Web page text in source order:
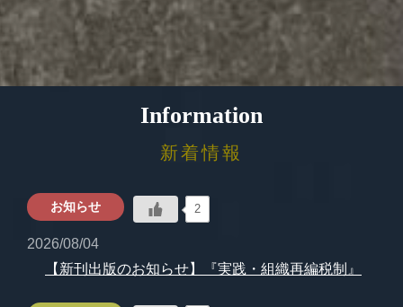
Information
新着情報
お知らせ 2
2026/08/04
【新刊出版のお知らせ】『実践・組織再編税制』